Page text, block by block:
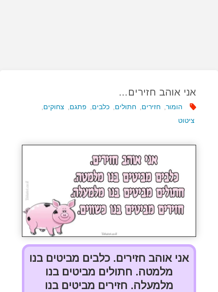
אני אוהב חזירים…
הומור חזירים חתולים כלבים פתגם צחוקים
ציטוט
אני אוהב חזירים. כלבים מביטים בנו
מלמטה. חתולים מביטים בנו
מלמעלה. חזירים מביטים בנו